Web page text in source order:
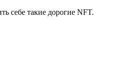
себе такие дорогие NFT.